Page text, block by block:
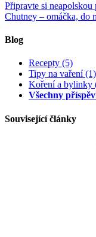
Připravte si
Chutney – omáčka, do
Blog
Recepty (5)
Tipy na vaření(1)
Koření a bylinky
Všechny
Související články